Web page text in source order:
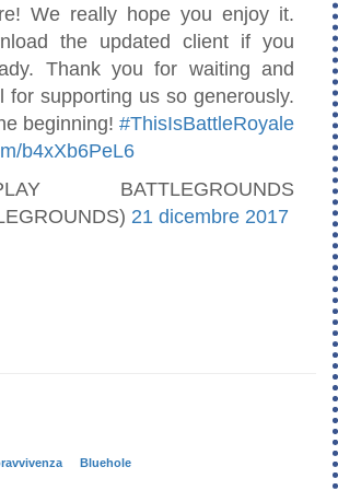
We really hope you enjoy it.
the updated client if you
Thank you for waiting and
for supporting us so generously.
beginning! #ThisIsBattleRoyale
b4xXb6PeL6
BATTLEGROUNDS
21 dicembre 2017
Bluehole